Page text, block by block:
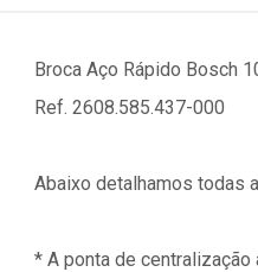
Broca Aço Rápido Bosch
Ref. 2608.585.437-000
Abaixo detalhamos todas
* A ponta de